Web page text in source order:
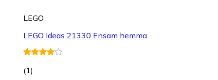
LEGO
LEGO Ideas 21330 Ensam hemma
(1)